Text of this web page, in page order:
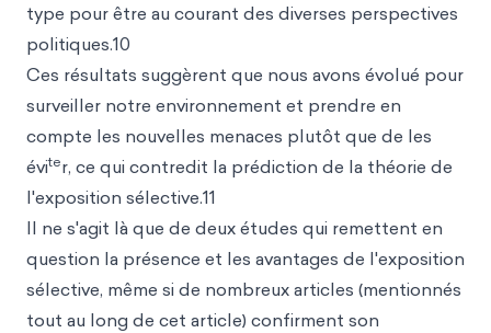
type pour être au courant des diverses perspectives
politiques.10
Ces résultats suggèrent que nous avons évolué pour
surveiller notre environnement et prendre en
compte les nouvelles menaces plutôt que de les
éviter, ce qui contredit la prédiction de la théorie de
l'exposition sélective.11
Il ne s'agit là que de deux études qui remettent en
question la présence et les avantages de l'exposition
sélective, même si de nombreux articles (mentionnés
tout au long de cet article) confirment son